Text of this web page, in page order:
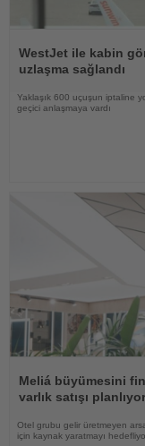
Oku
WestJet ile kabin
uzlaşma sağlandı
Yaklaşık 600 uçuşun iptaline
geçici anlaşmaya vardı
Oku
Meliá büyümesini
varlık satışı planlıyor
Otel grubu gelir üretmeyen
için kaynak yaratmayı